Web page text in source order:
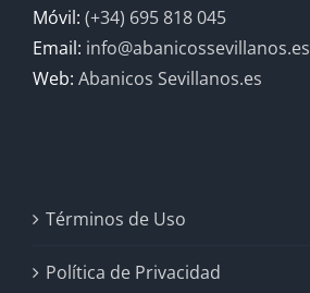
Móvil: (+34) 695 818 045
Email: info@abanicossevillanos.es
Web: Abanicos Sevillanos.es
Términos de Uso
Política de Privacidad